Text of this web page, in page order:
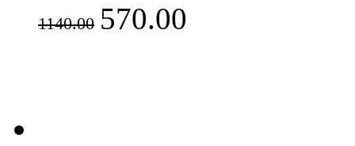
1140.00 570.00